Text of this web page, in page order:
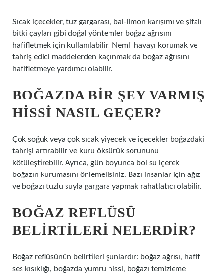
Sıcak içecekler, tuz gargarası, bal-limon karışımı ve şifalı
bitki çayları gibi doğal yöntemler boğaz ağrısını
hafifletmek için kullanılabilir. Nemli havayı korumak ve
tahriş edici maddelerden kaçınmak da boğaz ağrısını
hafifletmeye yardımcı olabilir.
BOĞAZDA BIR ŞEY VARMIŞ
HISSI NASIL GEÇER?
Çok soğuk veya çok sıcak yiyecek ve içecekler boğazdaki
tahrişi artırabilir ve kuru öksürük sorununu
kötüleştirebilir. Ayrıca, gün boyunca bol su içerek
boğazın kurumasını önlemelisiniz. Bazı insanlar için ağız
ve boğazı tuzlu suyla gargara yapmak rahatlatıcı olabilir.
BOĞAZ REFLÜSÜ
BELIRTILERI NELERDIR?
Boğaz reflüsünün belirtileri şunlardır: boğaz ağrısı, hafif
ses kısıklığı, boğazda yumru hissi, boğazı temizleme